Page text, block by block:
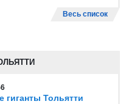
Весь список
Тольятти